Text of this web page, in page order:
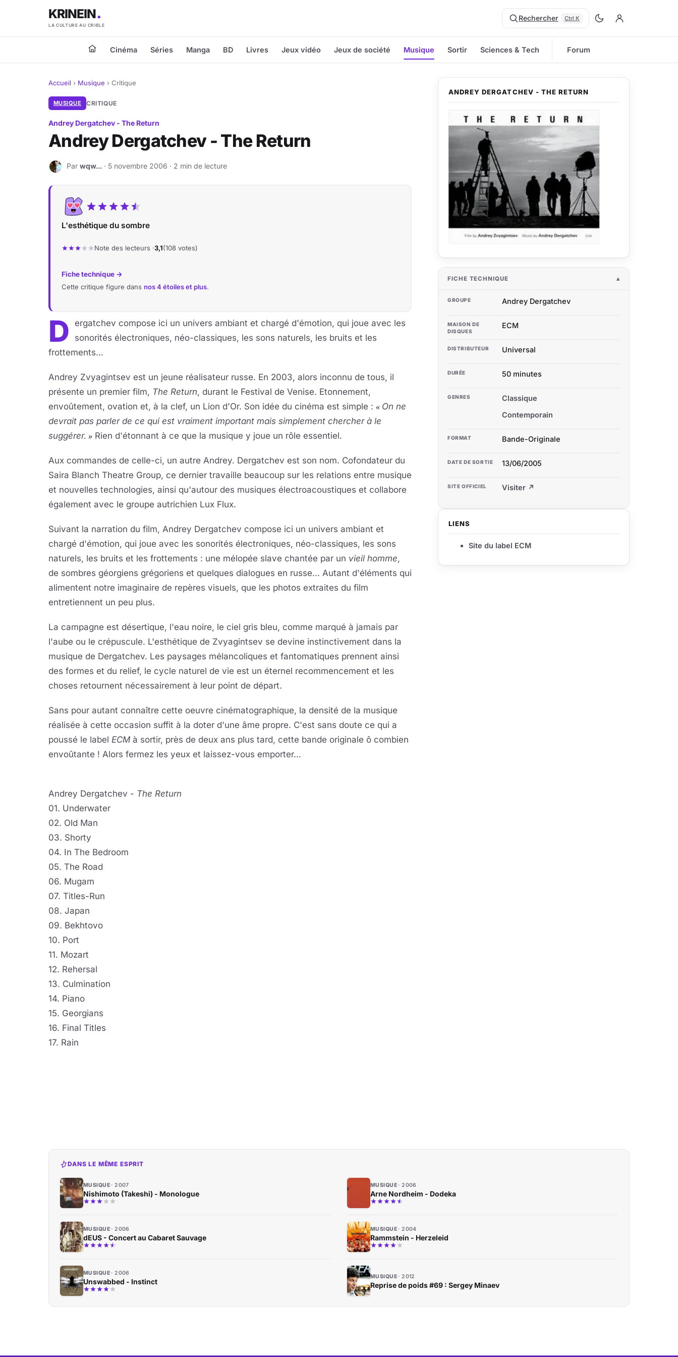
KRINEIN
LA CULTURE AU CRIBLE
Rechercher Ctrl K
Cinéma Séries Manga BD Livres Jeux vidéo Jeux de société Musique Sortir Sciences & Tech Forum
Accueil › Musique › Critique
MUSIQUE CRITIQUE
Andrey Dergatchev - The Return
Andrey Dergatchev - The Return
W Par wqw... · 5 novembre 2006 · 2 min de lecture
L'esthétique du sombre
Note des lecteurs ·3,1(108 votes)
Fiche technique →
Cette critique figure dans nos 4 étoiles et plus.
D
ergatchev compose ici un univers ambiant et chargé d'émotion, qui joue avec les
sonorités électroniques, néo-classiques, les sons naturels, les bruits et les
frottements…
Andrey Zvyagintsev est un jeune réalisateur russe. En 2003, alors inconnu de tous, il
présente un premier film, The Return, durant le Festival de Venise. Etonnement,
envoûtement, ovation et, à la clef, un Lion d'Or. Son idée du cinéma est simple : « On ne
devrait pas parler de ce qui est vraiment important mais simplement chercher à le
suggérer. » Rien d'étonnant à ce que la musique y joue un rôle essentiel.
Aux commandes de celle-ci, un autre Andrey. Dergatchev est son nom. Cofondateur du
Saira Blanch Theatre Group, ce dernier travaille beaucoup sur les relations entre musique
et nouvelles technologies, ainsi qu'autour des musiques électroacoustiques et collabore
également avec le groupe autrichien Lux Flux.
Suivant la narration du film, Andrey Dergatchev compose ici un univers ambiant et
chargé d'émotion, qui joue avec les sonorités électroniques, néo-classiques, les sons
naturels, les bruits et les frottements : une mélopée slave chantée par un vieil homme,
de sombres géorgiens grégoriens et quelques dialogues en russe... Autant d'éléments qui
alimentent notre imaginaire de repères visuels, que les photos extraites du film
entretiennent un peu plus.
La campagne est désertique, l'eau noire, le ciel gris bleu, comme marqué à jamais par
l'aube ou le crépuscule. L'esthétique de Zvyagintsev se devine instinctivement dans la
musique de Dergatchev. Les paysages mélancoliques et fantomatiques prennent ainsi
des formes et du relief, le cycle naturel de vie est un éternel recommencement et les
choses retournent nécessairement à leur point de départ.
Sans pour autant connaître cette oeuvre cinématographique, la densité de la musique
réalisée à cette occasion suffit à la doter d'une âme propre. C'est sans doute ce qui a
poussé le label ECM à sortir, près de deux ans plus tard, cette bande originale ô combien
envoûtante ! Alors fermez les yeux et laissez-vous emporter...
Andrey Dergatchev - The Return
01. Underwater
02. Old Man
03. Shorty
04. In The Bedroom
05. The Road
06. Mugam
07. Titles-Run
08. Japan
09. Bekhtovo
10. Port
11. Mozart
12. Rehersal
13. Culmination
14. Piano
15. Georgians
16. Final Titles
17. Rain
ANDREY DERGATCHEV - THE RETURN
FICHE TECHNIQUE
GROUPE Andrey Dergatchev
MAISON DE
DISQUES
ECM
DISTRIBUTEUR Universal
DURÉE 50 minutes
GENRES
Classique
Contemporain
FORMAT Bande-Originale
DATE DE SORTIE 13/06/2005
SITE OFFICIEL Visiter ↗
LIENS
Site du label ECM
DANS LE MÊME ESPRIT
MUSIQUE 2007
Nishimoto (Takeshi) - Monologue
MUSIQUE 2006
Arne Nordheim - Dodeka
MUSIQUE 2006
dEUS - Concert au Cabaret Sauvage
MUSIQUE 2004
Rammstein - Herzeleid
MUSIQUE 2006
Unswabbed - Instinct
MUSIQUE 2012
Reprise de poids #69 : Sergey Minaev